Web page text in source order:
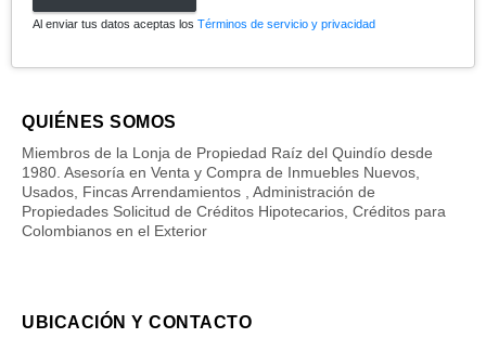
Al enviar tus datos aceptas los Términos de servicio y privacidad
QUIÉNES SOMOS
Miembros de la Lonja de Propiedad Raíz del Quindío desde
1980. Asesoría en Venta y Compra de Inmuebles Nuevos,
Usados, Fincas Arrendamientos , Administración de
Propiedades Solicitud de Créditos Hipotecarios, Créditos para
Colombianos en el Exterior
UBICACIÓN Y CONTACTO